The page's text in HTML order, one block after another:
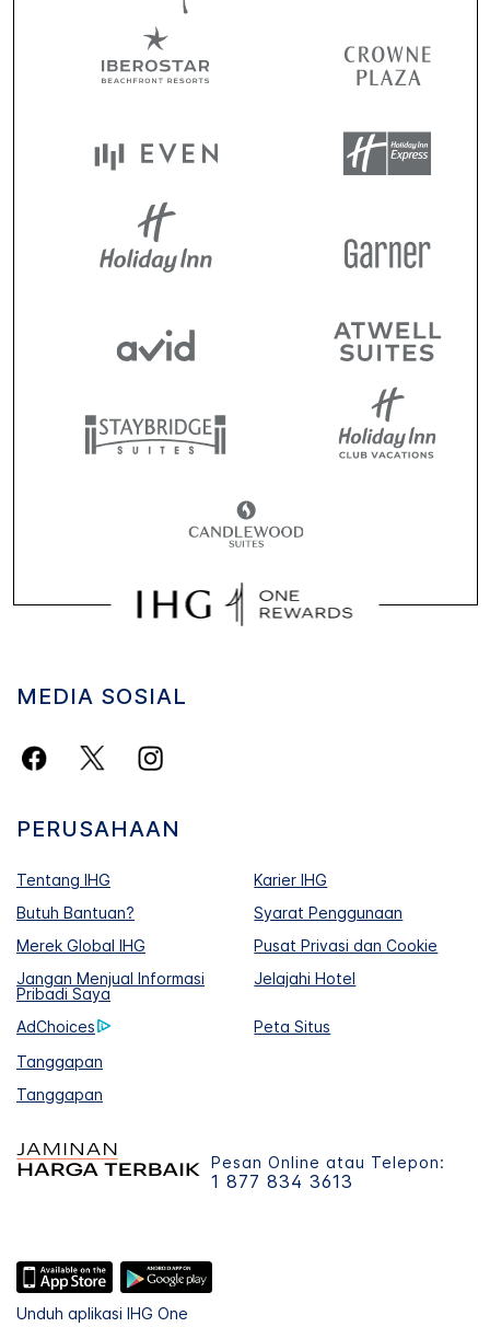
MEDIA SOSIAL
PERUSAHAAN
Tentang IHG
Karier IHG
Butuh Bantuan?
Syarat Penggunaan
Merek Global IHG
Pusat Privasi dan Cookie
Jangan Menjual Informasi
Pribadi Saya
Jelajahi Hotel
AdChoices
Peta Situs
Tanggapan
Tanggapan
Pesan Online atau Telepon:
1 877 834 3613
Unduh aplikasi IHG One